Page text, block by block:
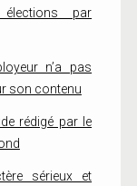
élections par
n’a pas
son contenu
rédigé par le
sérieux et